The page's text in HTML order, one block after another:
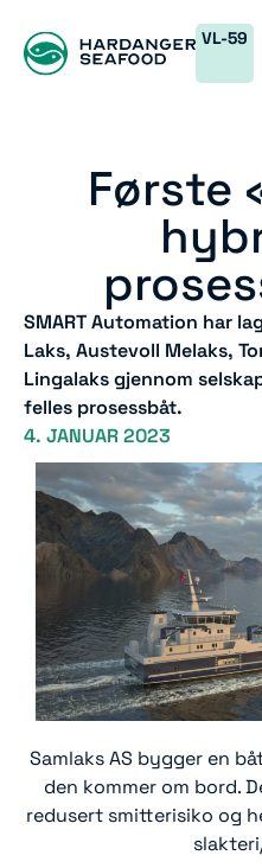
VL-59
Første
SMART Automation har
Laks, Austevoll Melaks,
Lingalaks gjennom
felles prosessbåt.
4. JANUAR 2023
Samlaks AS bygger en
den kommer om bord.
redusert smitterisiko og